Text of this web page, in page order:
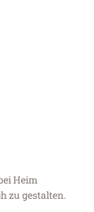
Heim
zu gestalten.